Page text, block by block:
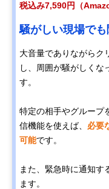
税込み7,590円（
騒がしい現場で
大音量でありながらク
し、周囲が騒がしくな
す。
特定の相手やグループ
信機能を使えば、 必要
可能です。
また、緊急時に通知す
ます。